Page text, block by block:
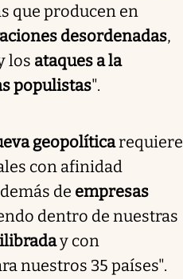
que producen en
desordenadas,
los ataques a la
populistas".
geopolíticarequiere
con afinidad
de empresas
dentro de nuestras
y con
nuestros 35 países".